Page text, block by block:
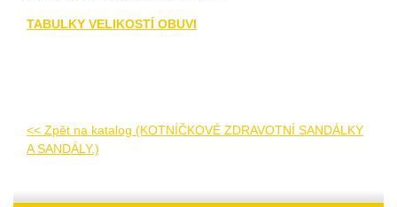
TABULKY VELIKOSTÍ OBUVI
<< Zpět na katalog (KOTNÍČKOVÉ ZDRAVOTNÍ SANDÁLKY
A SANDÁLY.)